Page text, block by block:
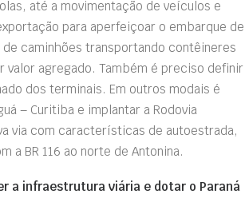
até a movimentação de veículos e
para aperfeiçoar o embarque de
caminhões transportando contêineres
agregado. Também é preciso definir
dos terminais. Em outros modais é
– Curitiba e implantar a Rodovia
via com características de autoestrada,
a BR 116 ao norte de Antonina.
a infraestrutura viária e dotar o Paraná